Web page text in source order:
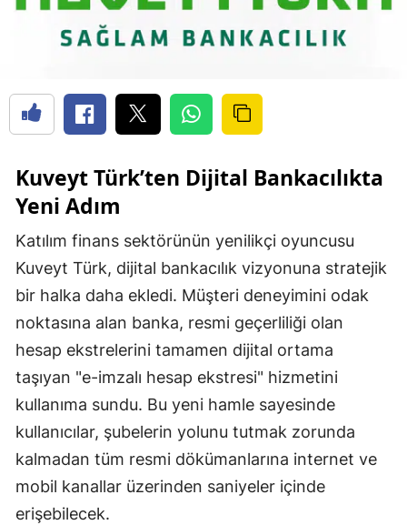
Kuveyt Türk’ten Dijital Bankacılıkta
Yeni Adım
Katılım finans sektörünün yenilikçi oyuncusu
Kuveyt Türk, dijital bankacılık vizyonuna stratejik
bir halka daha ekledi. Müşteri deneyimini odak
noktasına alan banka, resmi geçerliliği olan
hesap ekstrelerini tamamen dijital ortama
taşıyan "e-imzalı hesap ekstresi" hizmetini
kullanıma sundu. Bu yeni hamle sayesinde
kullanıcılar, şubelerin yolunu tutmak zorunda
kalmadan tüm resmi dökümanlarına internet ve
mobil kanallar üzerinden saniyeler içinde
erişebilecek.